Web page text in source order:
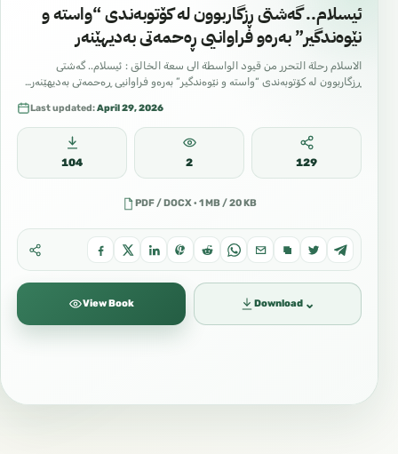
ئیسلام.. گەشتی ڕزگاربوون لە کۆتوبەندی “واستە و
نێوەندگیر” بەرەو فراوانیی ڕەحمەتی بەدیهێنەر
الاسلام رحلة التحرر من قيود الواسطة الى سعة الخالق : ئیسلام.. گەشتی
ڕزگاربوون لە کۆتوبەندی “واستە و نێوەندگیر” بەرەو فراوانیی ڕەحمەتی بەدیهێنەر…
Last updated:April 29, 2026
104 2 129
PDF / DOCX · 1 MB / 20 KB
View Book Download ⌄